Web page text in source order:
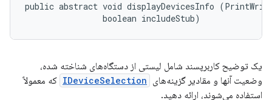
public abstract void displayDevicesInfo
                boolean includeStub)
یک توضیح کاربرپسند شامل لیستی از دستگاه‌های شناخته شده،
وضعیت آنها و مقادیر گزینه‌های IDeviceSelection که معمولاً
استفاده می‌شوند، ارائه دهید.